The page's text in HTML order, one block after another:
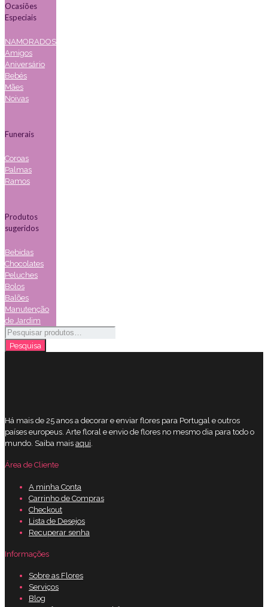
Ocasiões
Especiais
NAMORADOS
Amigos
Aniversário
Bebés
Mães
Noivas
Funerais
Coroas
Palmas
Ramos
Produtos
sugeridos
Bebidas
Chocolates
Peluches
Bolos
Balões
Manutenção
de Jardim
Pesquisar
por:
Pesquisa
Há mais de 25 anos a decorar e enviar flores para Portugal e outros
países europeus. Arte floral e envio de flores no mesmo dia para todo o
mundo. Saiba mais aqui.
Área de Cliente
A minha Conta
Carrinho de Compras
Checkout
Lista de Desejos
Recuperar senha
Informações
Sobre as Flores
Serviços
Blog